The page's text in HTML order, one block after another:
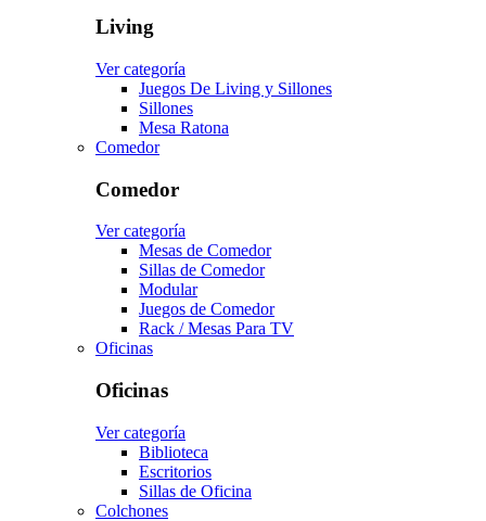
Living
Ver categoría
Juegos De Living y Sillones
Sillones
Mesa Ratona
Comedor
Comedor
Ver categoría
Mesas de Comedor
Sillas de Comedor
Modular
Juegos de Comedor
Rack / Mesas Para TV
Oficinas
Oficinas
Ver categoría
Biblioteca
Escritorios
Sillas de Oficina
Colchones